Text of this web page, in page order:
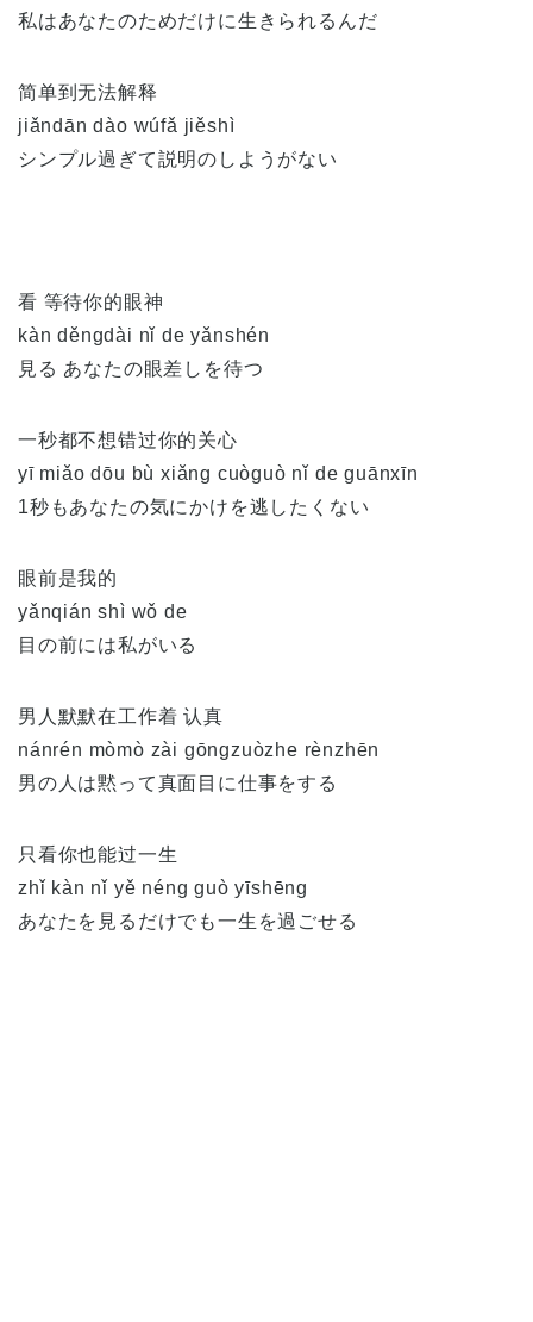
私はあなたのためだけに生きられるんだ
简单到无法解释
jiǎndān dào wúfǎ jiěshì
シンプル過ぎて説明のしようがない
看 等待你的眼神
kàn děngdài nǐ de yǎnshén
見る あなたの眼差しを待つ
一秒都不想错过你的关心
yī miǎo dōu bù xiǎng cuòguò nǐ de guānxīn
1秒もあなたの気にかけを逃したくない
眼前是我的
yǎnqián shì wǒ de
目の前には私がいる
男人默默在工作着 认真
nánrén mòmò zài gōngzuòzhe rènzhēn
男の人は黙って真面目に仕事をする
只看你也能过一生
zhǐ kàn nǐ yě néng guò yīshēng
あなたを見るだけでも一生を過ごせる